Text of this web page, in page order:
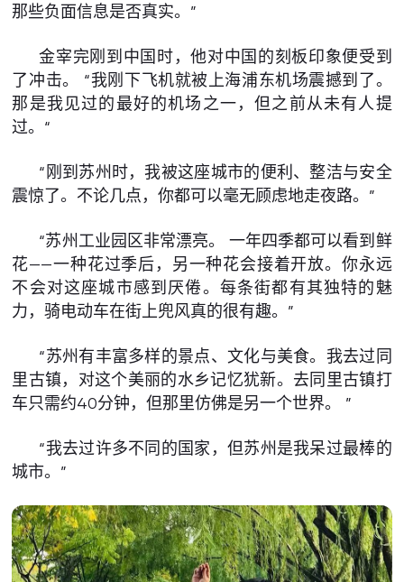
那些负面信息是否真实。”
金宰完刚到中国时，他对中国的刻板印象便受到
了冲击。 “我刚下飞机就被上海浦东机场震撼到了。
那是我见过的最好的机场之一，但之前从未有人提
过。“
“刚到苏州时，我被这座城市的便利、整洁与安全
震惊了。不论几点，你都可以毫无顾虑地走夜路。”
“苏州工业园区非常漂亮。 一年四季都可以看到鲜
花——一种花过季后，另一种花会接着开放。你永远
不会对这座城市感到厌倦。每条街都有其独特的魅
力，骑电动车在街上兜风真的很有趣。”
“苏州有丰富多样的景点、文化与美食。我去过同
里古镇，对这个美丽的水乡记忆犹新。去同里古镇打
车只需约40分钟，但那里仿佛是另一个世界。 ”
“我去过许多不同的国家，但苏州是我呆过最棒的
城市。”